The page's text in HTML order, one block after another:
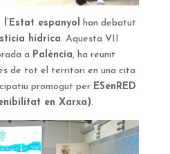
espanyol
han debatut
hídrica. Aquesta VII
a Palència, ha reunit
de tot el territori en una cita
promogut per ESenRED
en Xarxa).